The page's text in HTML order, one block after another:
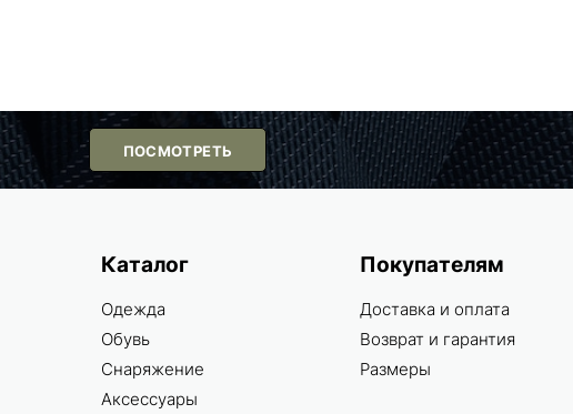
ПОСМОТРЕТЬ
Каталог
Одежда
Обувь
Снаряжение
Аксессуары
Покупателям
Доставка и оплата
Возврат и гарантия
Размеры